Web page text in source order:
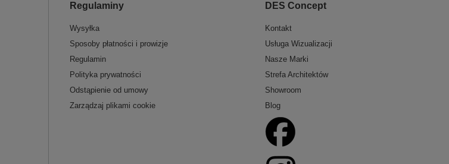
Regulaminy
Wysyłka
Sposoby płatności i prowizje
Regulamin
Polityka prywatności
Odstąpienie od umowy
Zarządzaj plikami cookie
DES Concept
Kontakt
Usługa Wizualizacji
Nasze Marki
Strefa Architektów
Showroom
Blog